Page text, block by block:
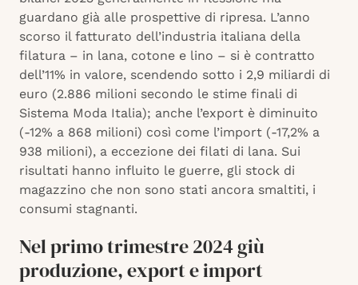
guardano già alle prospettive di ripresa. L’anno
scorso il fatturato dell’industria italiana della
filatura – in lana, cotone e lino – si è contratto
dell’11% in valore, scendendo sotto i 2,9 miliardi di
euro (2.886 milioni secondo le stime finali di
Sistema Moda Italia); anche l’export è diminuito
(-12% a 868 milioni) così come l’import (-17,2% a
938 milioni), a eccezione dei filati di lana. Sui
risultati hanno influito le guerre, gli stock di
magazzino che non sono stati ancora smaltiti, i
consumi stagnanti.
Nel primo trimestre 2024 giù
produzione, export e import